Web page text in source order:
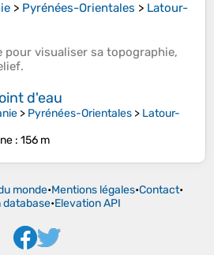
> Pyrénées-Orientales > Latour-
pour visualiser sa topographie,
.
d'eau
> Pyrénées-Orientales > Latour-
: 156 m
monde•Mentions légales•Contact•
database•Elevation API